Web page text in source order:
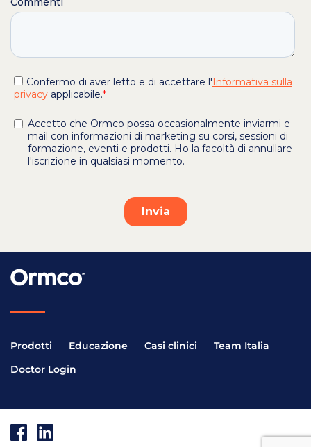
Prodotti Educazione Casi clinici
Team Italia
Doctor Login